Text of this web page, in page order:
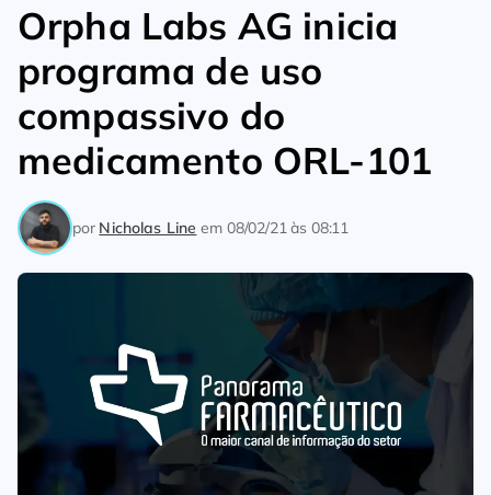
Orpha Labs AG inicia
programa de uso
compassivo do
medicamento ORL-101
por Nicholas Line em 08/02/21 às 08:11